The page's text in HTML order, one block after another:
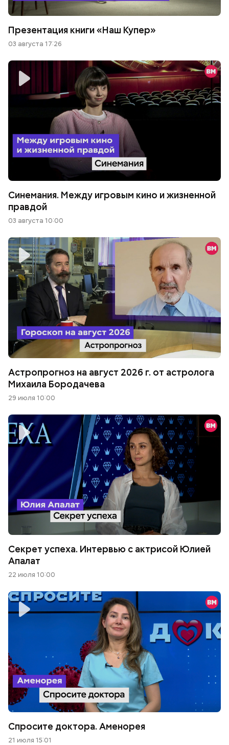
Презентация книги «Наш Купер»
03 августа 17:26
Синемания. Между игровым кино и жизненной
правдой
03 августа 10:00
Астропрогноз на август 2026 г. от астролога
Михаила Бородачева
29 июля 10:00
Секрет успеха. Интервью с актрисой Юлией
Апалат
22 июля 10:00
Спросите доктора. Аменорея
21 июля 15:01